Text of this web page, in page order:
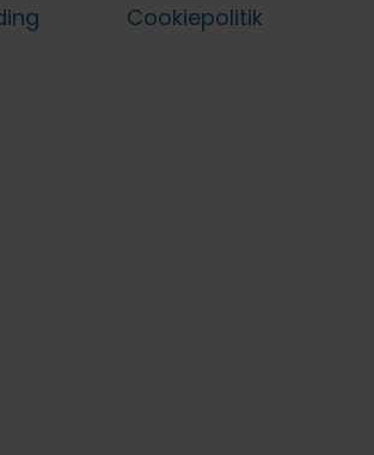
Cookiepolitik